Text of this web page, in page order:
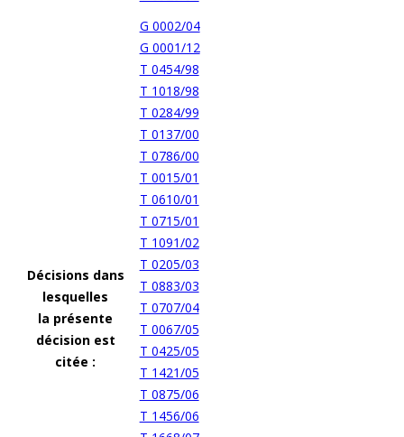
Décisions dans
lesquelles
la présente
décision est
citée :
G 0002/04
G 0001/12
T 0454/98
T 1018/98
T 0284/99
T 0137/00
T 0786/00
T 0015/01
T 0610/01
T 0715/01
T 1091/02
T 0205/03
T 0883/03
T 0707/04
T 0067/05
T 0425/05
T 1421/05
T 0875/06
T 1456/06